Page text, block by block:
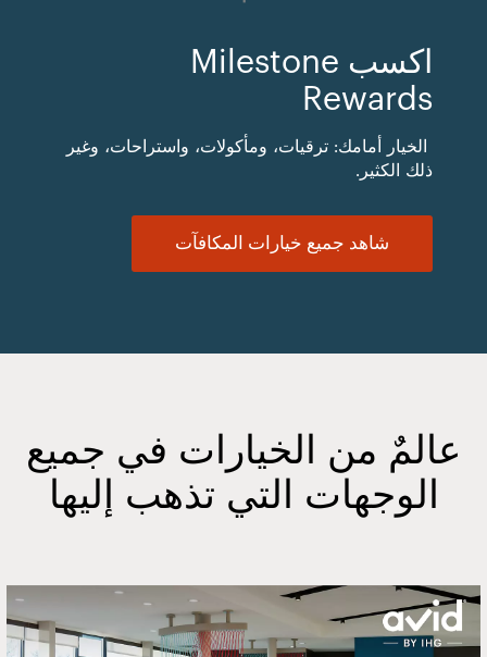
اكسب Milestone
Rewards
الخيار أمامك: ترقيات، ومأكولات، واستراحات، وغير
ذلك الكثير.
شاهد جميع خيارات المكافآت
عالمٌ من الخيارات في جميع
الوجهات التي تذهب إليها
Slide
2
20